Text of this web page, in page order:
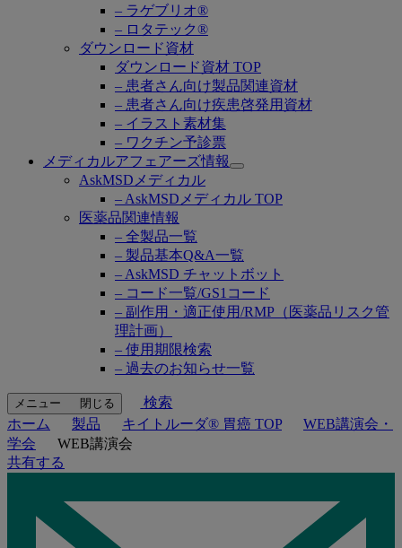
– ラゲブリオ®
– ロタテック®
ダウンロード資材
ダウンロード資材 TOP
– 患者さん向け製品関連資材
– 患者さん向け疾患啓発用資材
– イラスト素材集
– ワクチン予診票
メディカルアフェアーズ情報
Open
AskMSDメディカル
– AskMSDメディカル TOP
医薬品関連情報
– 全製品一覧
– 製品基本Q&A一覧
– AskMSD チャットボット
– コード一覧/GS1コード
– 副作用・適正使用/RMP（医薬品リスク管
理計画）
– 使用期限検索
– 過去のお知らせ一覧
メニュー 閉じる
検索
ホーム
製品 キイトルーダ® 胃癌 TOP
WEB講演会・
学会
WEB講演会
共有する